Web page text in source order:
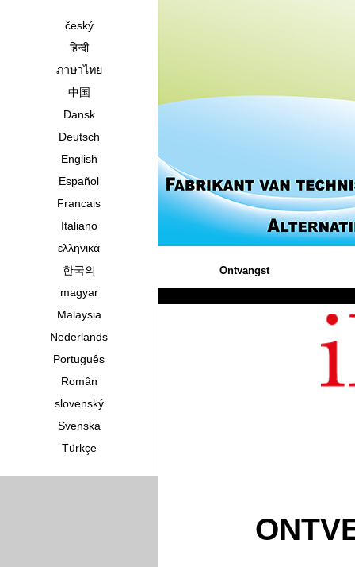
český
हिन्दी
ภาษาไทย
中国
Dansk
Deutsch
English
Español
Francais
Italiano
ελληνικά
한국의
magyar
Malaysia
Nederlands
Português
Român
slovenský
Svenska
Türkçe
Ontvangst